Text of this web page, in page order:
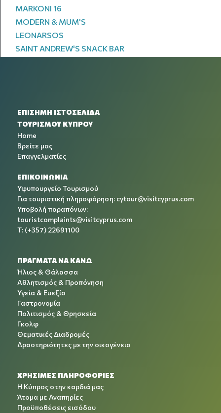
MARKONI 16
MODERN & MUM'S
LEONARSOS
SAINT ANDREW'S SNACK BAR
ΕΠΙΣΗΜΗ ΙΣΤΟΣΕΛΙΔΑ
ΤΟΥΡΙΣΜΟΥ ΚΥΠΡΟΥ
Home
Βρείτε μας
Επαγγελματίες
ΕΠΙΚΟΙΝΩΝΙΑ
Υφυπουργείο Τουρισμού
Για τουριστική πληροφόρηση: cytour@visitcyprus.com
Υποβολή παραπόνων:
touristcomplaints@visitcyprus.com
T: (+357) 22691100
ΠΡΑΓΜΑΤΑ ΝΑ ΚΑΝΩ
Ήλιος & Θάλασσα
Αθλητισμός & Προπόνηση
Υγεία & Ευεξία
Γαστρονομία
Πολιτισμός & Θρησκεία
Γκολφ
Θεματικές Διαδρομές
Δραστηριότητες με την οικογένεια
ΧΡΉΣΙΜΕΣ ΠΛΗΡΟΦΟΡΊΕΣ
Η Κύπρος στην καρδιά μας
Άτομα με Αναπηρίες
Προϋποθέσεις εισόδου